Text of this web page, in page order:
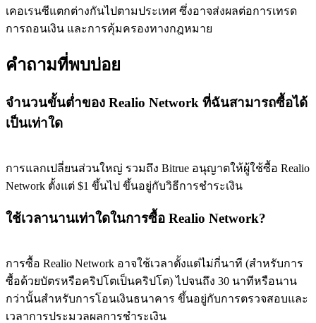
เคอเรนซีแตกต่างกันไปตามประเทศ ซึ่งอาจส่งผลต่อการเทรด
การถอนเงิน และการคุ้มครองทางกฎหมาย
คำถามที่พบบ่อย
จำนวนขั้นต่ำของ Realio Network ที่ฉันสามารถซื้อได้
เป็นเท่าใด
การแลกเปลี่ยนส่วนใหญ่ รวมถึง Bitrue อนุญาตให้ผู้ใช้ซื้อ Realio
Network ตั้งแต่ $1 ขึ้นไป ขึ้นอยู่กับวิธีการชำระเงิน
ใช้เวลานานเท่าใดในการซื้อ Realio Network?
การซื้อ Realio Network อาจใช้เวลาตั้งแต่ไม่กี่นาที (สำหรับการ
ซื้อด้วยบัตรหรือคริปโตเป็นคริปโต) ไปจนถึง 30 นาทีหรือนาน
กว่านั้นสำหรับการโอนเงินธนาคาร ขึ้นอยู่กับการตรวจสอบและ
เวลาการประมวลผลการชำระเงิน